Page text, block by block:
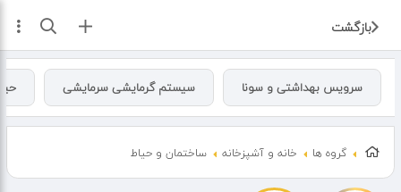
بازگشت ثبت آگهی
سرویس بهداشتی و سونا سیستم گرمایشی سرمایشی
گروه ها خانه و آشپزخانه ساختمان و حیاط